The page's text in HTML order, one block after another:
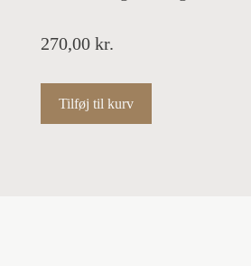
270,00 kr.
Tilføj til kurv